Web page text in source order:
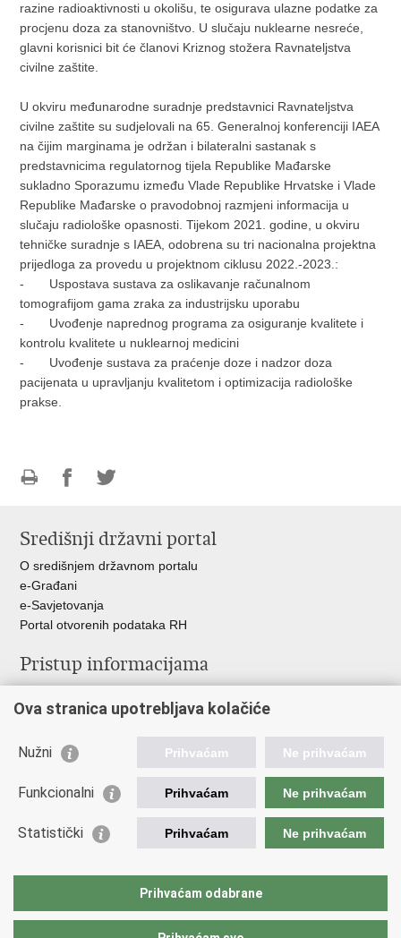
razine radioaktivnosti u okolišu, te osigurava ulazne podatke za
procjenu doza za stanovništvo. U slučaju nuklearne nesreće,
glavni korisnici bit će članovi Kriznog stožera Ravnateljstva
civilne zaštite.
U okviru međunarodne suradnje predstavnici Ravnateljstva
civilne zaštite su sudjelovali na 65. Generalnoj konferenciji IAEA
na čijim marginama je održan i bilateralni sastanak s
predstavnicima regulatornog tijela Republike Mađarske
sukladno Sporazumu između Vlade Republike Hrvatske i Vlade
Republike Mađarske o pravodobnoj razmjeni informacija u
slučaju radiološke opasnosti. Tijekom 2021. godine, u okviru
tehničke suradnje s IAEA, odobrena su tri nacionalna projektna
prijedloga za provedu u projektnom ciklusu 2022.-2023.:
- Uspostava sustava za oslikavanje računalnom
tomografijom gama zraka za industrijsku uporabu
- Uvođenje naprednog programa za osiguranje kvalitete i
kontrolu kvalitete u nuklearnoj medicini
- Uvođenje sustava za praćenje doze i nadzor doza
pacijenata u upravljanju kvalitetom i optimizacija radiološke
prakse.
FacebookuTwitteru
Središnji državni portal
O središnjem državnom portalu
e-Građani
e-Savjetovanja
Portal otvorenih podataka RH
Pristup informacijama
Savjetovanje
Zapošljavanje
Odnosi s javnošću
Važne poveznice
Ministarstvo unutarnjih poslova
Ova stranica upotrebljava kolačiće
Nužni Prihvaćam Ne prihvaćam
Funkcionalni Prihvaćam Ne prihvaćam
Statistički Prihvaćam Ne prihvaćam
Prihvaćam odabrane